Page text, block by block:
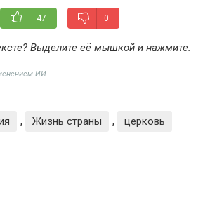
47 0
Выделите её мышкой и нажмите:
ИИ
, Жизнь страны , церковь